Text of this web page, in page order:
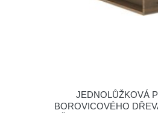
JEDNOLŮŽKOVÁ
BOROVICOVÉHO